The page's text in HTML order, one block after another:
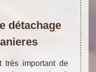
détachage
très important de